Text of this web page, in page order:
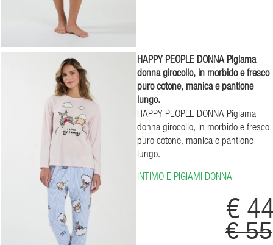
HAPPY PEOPLE DONNA Pigiama
donna girocollo, in morbido e fresco
puro cotone, manica e pantlone
lungo.
HAPPY PEOPLE DONNA Pigiama
donna girocollo, in morbido e fresco
puro cotone, manica e pantlone
lungo.
INTIMO E PIGIAMI DONNA
€
€ 55